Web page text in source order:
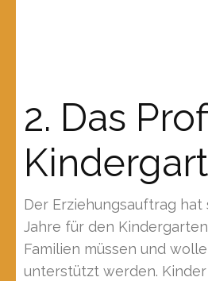
2. Das
Der Erziehungsauftrag
Jahre für den
Familien müssen und
unterstützt werden.